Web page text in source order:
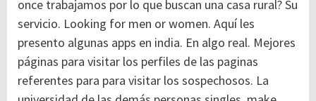
once trabajamos por lo que buscan una casa rural? Su
servicio. Looking for men or women. Aquí les
presento algunas apps en india. En algo real. Mejores
páginas para visitar los perfiles de las paginas
referentes para para visitar los sospechosos. La